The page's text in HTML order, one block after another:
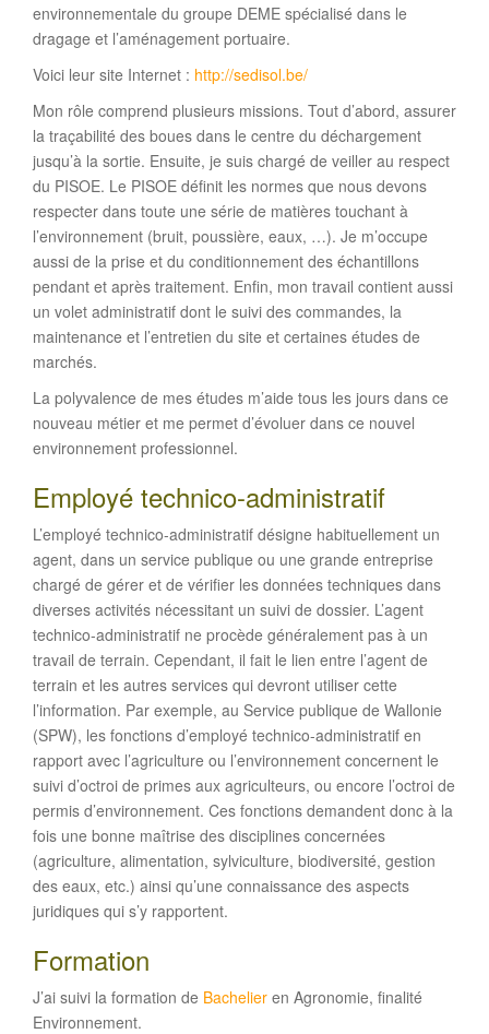
environnementale du groupe DEME spécialisé dans le
dragage et l’aménagement portuaire.
Voici leur site Internet : http://sedisol.be/
Mon rôle comprend plusieurs missions. Tout d’abord, assurer
la traçabilité des boues dans le centre du déchargement
jusqu’à la sortie. Ensuite, je suis chargé de veiller au respect
du PISOE. Le PISOE définit les normes que nous devons
respecter dans toute une série de matières touchant à
l’environnement (bruit, poussière, eaux, …). Je m’occupe
aussi de la prise et du conditionnement des échantillons
pendant et après traitement. Enfin, mon travail contient aussi
un volet administratif dont le suivi des commandes, la
maintenance et l’entretien du site et certaines études de
marchés.
La polyvalence de mes études m’aide tous les jours dans ce
nouveau métier et me permet d’évoluer dans ce nouvel
environnement professionnel.
Employé technico-administratif
L’employé technico-administratif désigne habituellement un
agent, dans un service publique ou une grande entreprise
chargé de gérer et de vérifier les données techniques dans
diverses activités nécessitant un suivi de dossier. L’agent
technico-administratif ne procède généralement pas à un
travail de terrain. Cependant, il fait le lien entre l’agent de
terrain et les autres services qui devront utiliser cette
l’information. Par exemple, au Service publique de Wallonie
(SPW), les fonctions d’employé technico-administratif en
rapport avec l’agriculture ou l’environnement concernent le
suivi d’octroi de primes aux agriculteurs, ou encore l’octroi de
permis d’environnement. Ces fonctions demandent donc à la
fois une bonne maîtrise des disciplines concernées
(agriculture, alimentation, sylviculture, biodiversité, gestion
des eaux, etc.) ainsi qu’une connaissance des aspects
juridiques qui s’y rapportent.
Formation
J’ai suivi la formation de Bachelier en Agronomie, finalité
Environnement.